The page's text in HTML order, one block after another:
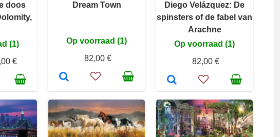
doos
(1)
€
Dream Town
Op voorraad (1)
82,00 €
Diego Velázquez: De
spinsters of de fabel van
Arachne
Op voorraad (1)
82,00 €